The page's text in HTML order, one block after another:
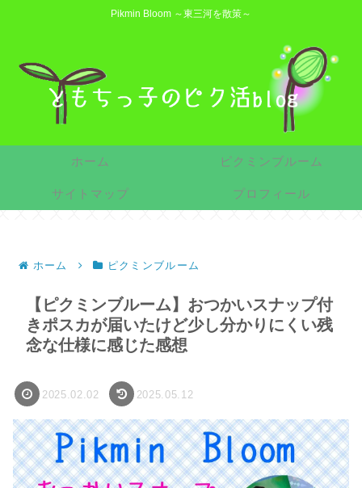
Pikmin Bloom ～東三河を散策～
ホーム ピクミンブルーム
サイトマップ プロフィール
ホーム ピクミンブルーム
【ピクミンブルーム】おつかいスナップ付
きポスカが届いたけど少し分かりにくい残
念な仕様に感じた感想
2025.02.02 2025.05.12